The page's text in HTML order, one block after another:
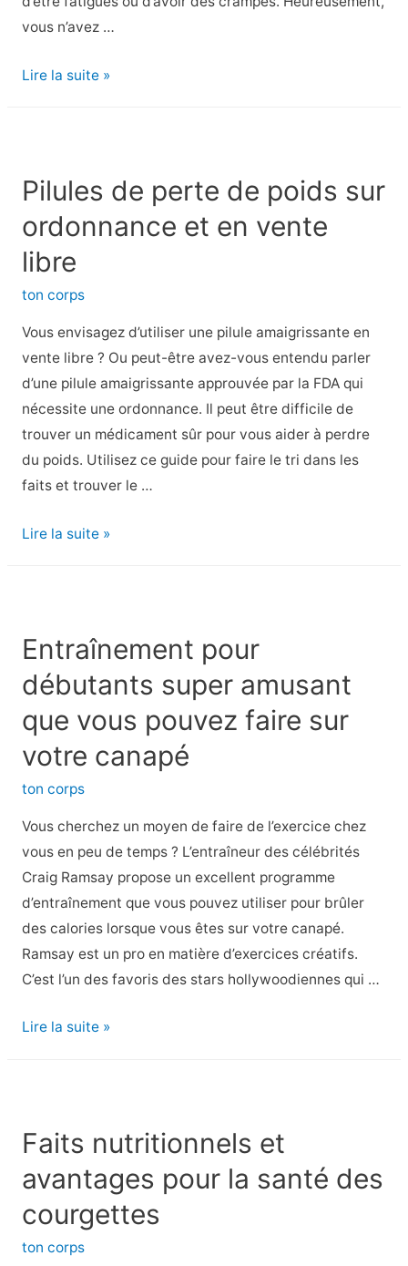
vous n’avez …
Entraînements
coureurs
Lire la suite »
Pilules de perte de poids sur
ordonnance et en vente
libre
ton corps
Vous envisagez d’utiliser une pilule amaigrissante en
vente libre ? Ou peut-être avez-vous entendu parler
d’une pilule amaigrissante approuvée par la FDA qui
nécessite une ordonnance. Il peut être difficile de
trouver un médicament sûr pour vous aider à perdre
du poids. Utilisez ce guide pour faire le tri dans les
faits et trouver le …
Pilules
sur
ordonnance
et
en
vente
libre
Lire la suite »
Entraînement pour
débutants super amusant
que vous pouvez faire sur
votre canapé
ton corps
Vous cherchez un moyen de faire de l’exercice chez
vous en peu de temps ? L’entraîneur des célébrités
Craig Ramsay propose un excellent programme
d’entraînement que vous pouvez utiliser pour brûler
des calories lorsque vous êtes sur votre canapé.
Ramsay est un pro en matière d’exercices créatifs.
C’est l’un des favoris des stars hollywoodiennes qui …
Entraînement
amusant
que
vous
pouvez
faire
sur
Lire la suite »
Faits nutritionnels et
avantages pour la santé des
courgettes
ton corps